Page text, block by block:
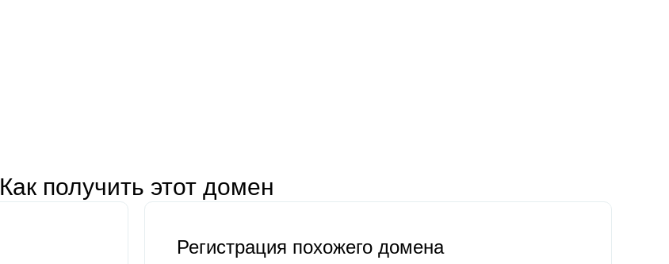
Как получить этот домен
Регистрация похожего домена